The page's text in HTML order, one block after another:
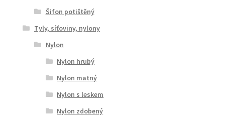
Šifon potištěný
Tyly, síťoviny, nylony
Nylon
Nylon hrubý
Nylon matný
Nylon s leskem
Nylon zdobený